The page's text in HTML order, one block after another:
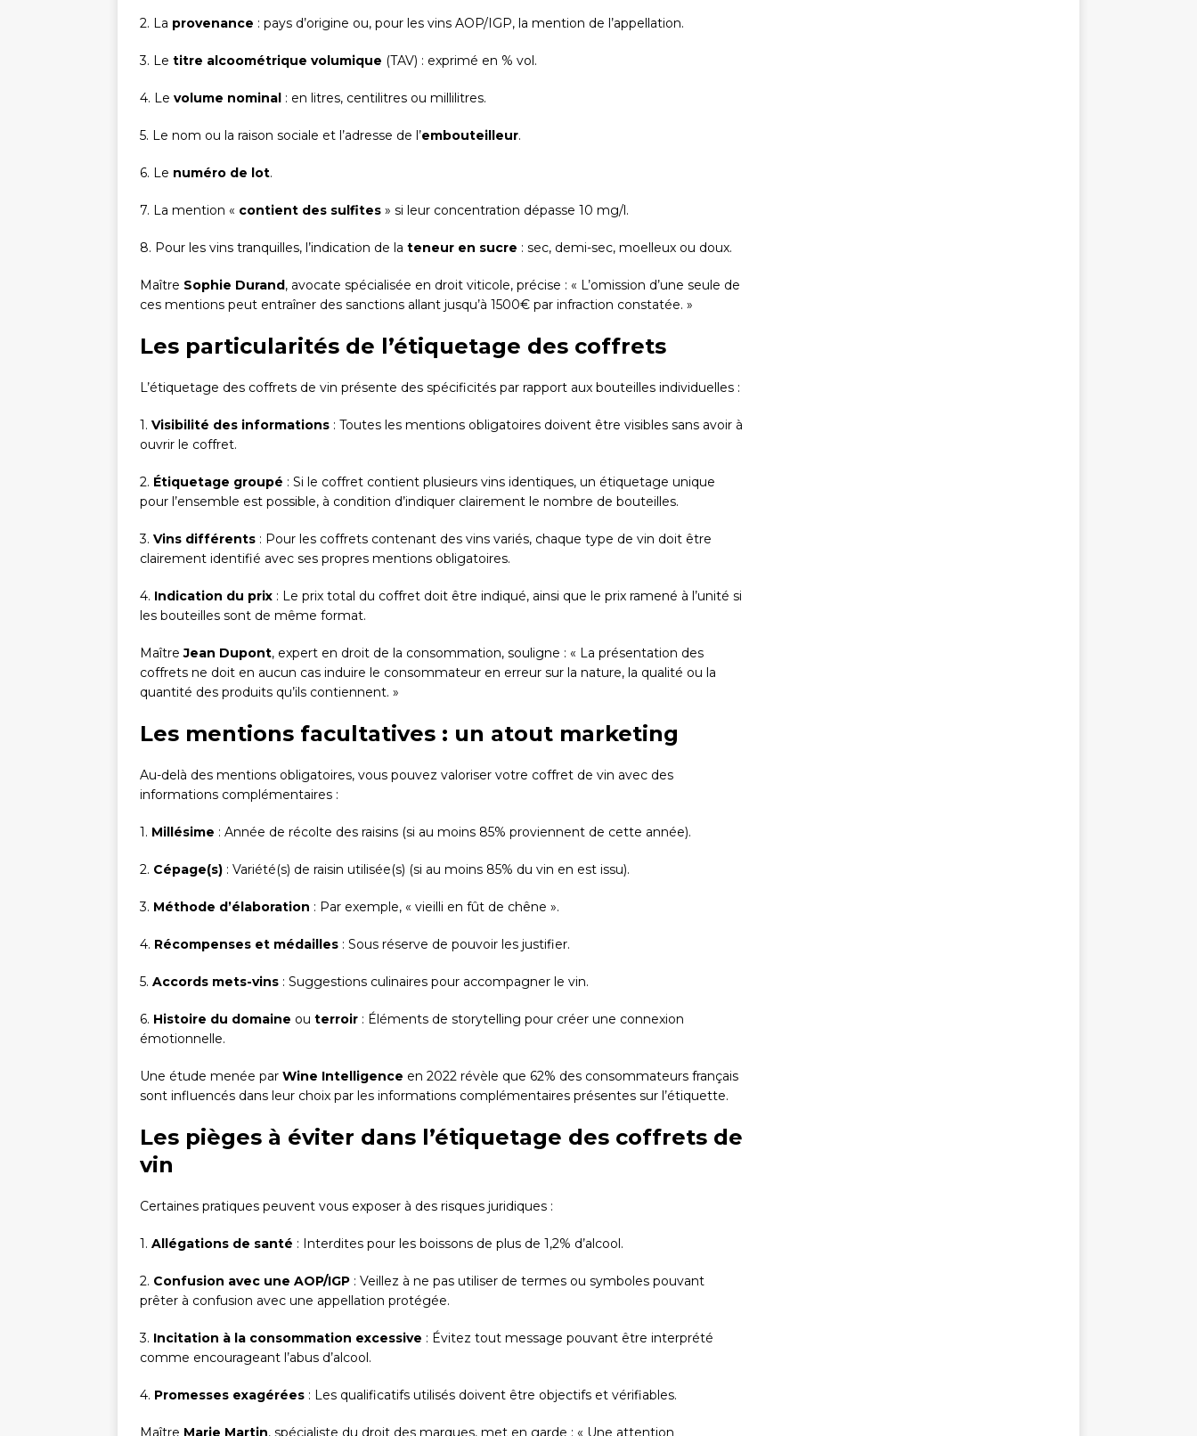
2. La provenance : pays d’origine ou, pour les vins AOP/IGP, la mention de l’appellation.
3. Le titre alcoométrique volumique (TAV) : exprimé en % vol.
4. Le volume nominal : en litres, centilitres ou millilitres.
5. Le nom ou la raison sociale et l’adresse de l’embouteilleur.
6. Le numéro de lot.
7. La mention « contient des sulfites » si leur concentration dépasse 10 mg/l.
8. Pour les vins tranquilles, l’indication de la teneur en sucre : sec, demi-sec, moelleux ou doux.
Maître Sophie Durand, avocate spécialisée en droit viticole, précise : « L’omission d’une seule de
ces mentions peut entraîner des sanctions allant jusqu’à 1500€ par infraction constatée. »
Les particularités de l’étiquetage des coffrets
L’étiquetage des coffrets de vin présente des spécificités par rapport aux bouteilles individuelles :
1. Visibilité des informations : Toutes les mentions obligatoires doivent être visibles sans avoir à
ouvrir le coffret.
2. Étiquetage groupé : Si le coffret contient plusieurs vins identiques, un étiquetage unique
pour l’ensemble est possible, à condition d’indiquer clairement le nombre de bouteilles.
3. Vins différents : Pour les coffrets contenant des vins variés, chaque type de vin doit être
clairement identifié avec ses propres mentions obligatoires.
4. Indication du prix : Le prix total du coffret doit être indiqué, ainsi que le prix ramené à l’unité si
les bouteilles sont de même format.
MaîtreJean Dupont, expert en droit de la consommation, souligne : « La présentation des
coffrets ne doit en aucun cas induire le consommateur en erreur sur la nature, la qualité ou la
quantité des produits qu’ils contiennent. »
Les mentions facultatives : un atout marketing
Au-delà des mentions obligatoires, vous pouvez valoriser votre coffret de vin avec des
informations complémentaires :
1. Millésime : Année de récolte des raisins (si au moins 85% proviennent de cette année).
2. Cépage(s) : Variété(s) de raisin utilisée(s) (si au moins 85% du vin en est issu).
3. Méthode d’élaboration : Par exemple, « vieilli en fût de chêne ».
4. Récompenses et médailles : Sous réserve de pouvoir les justifier.
5. Accords mets-vins : Suggestions culinaires pour accompagner le vin.
6. Histoire du domaine ou terroir : Éléments de storytelling pour créer une connexion
émotionnelle.
Une étude menée par Wine Intelligence en 2022 révèle que 62% des consommateurs français
sont influencés dans leur choix par les informations complémentaires présentes sur l’étiquette.
Les pièges à éviter dans l’étiquetage des coffrets de
vin
Certaines pratiques peuvent vous exposer à des risques juridiques :
1. Allégations de santé : Interdites pour les boissons de plus de 1,2% d’alcool.
2. Confusion avec une AOP/IGP : Veillez à ne pas utiliser de termes ou symboles pouvant
prêter à confusion avec une appellation protégée.
3. Incitation à la consommation excessive : Évitez tout message pouvant être interprété
comme encourageant l’abus d’alcool.
4. Promesses exagérées : Les qualificatifs utilisés doivent être objectifs et vérifiables.
Maître Marie Martin, spécialiste du droit des marques, met en garde : « Une attention